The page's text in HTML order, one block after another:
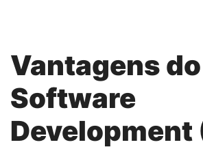
Vantagens
Software
Development